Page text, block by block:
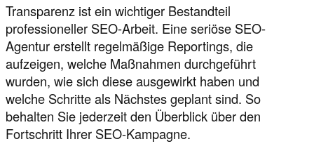
Transparenz ist ein wichtiger Bestandteil
professioneller SEO-Arbeit. Eine seriöse SEO-
Agentur erstellt regelmäßige Reportings, die
aufzeigen, welche Maßnahmen durchgeführt
wurden, wie sich diese ausgewirkt haben und
welche Schritte als Nächstes geplant sind. So
behalten Sie jederzeit den Überblick über den
Fortschritt Ihrer SEO-Kampagne.